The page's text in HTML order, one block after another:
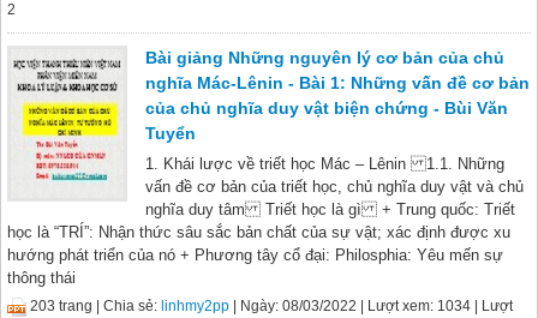
2
Bài giảng Những nguyên lý cơ bản của chủ
nghĩa Mác-Lênin - Bài 1: Những vấn đề cơ bản
của chủ nghĩa duy vật biện chứng - Bùi Văn
Tuyển
1. Khái lược về triết học Mác – Lênin 1.1. Những
vấn đề cơ bản của triết học, chủ nghĩa duy vật và chủ
nghĩa duy tâm Triết học là gì + Trung quốc: Triết
học là “TRÍ”: Nhận thức sâu sắc bản chất của sự vật; xác định được xu
hướng phát triển của nó + Phương tây cổ đại: Philosphia: Yêu mến sự
thông thái
203 trang | Chia sẻ: linhmy2pp | Ngày: 08/03/2022 | Lượt xem: 1034 | Lượt